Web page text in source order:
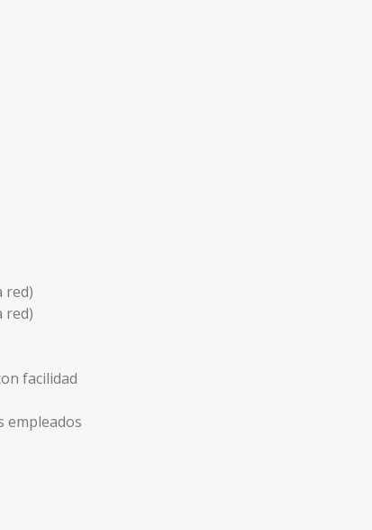
red)
red)
facilidad
empleados